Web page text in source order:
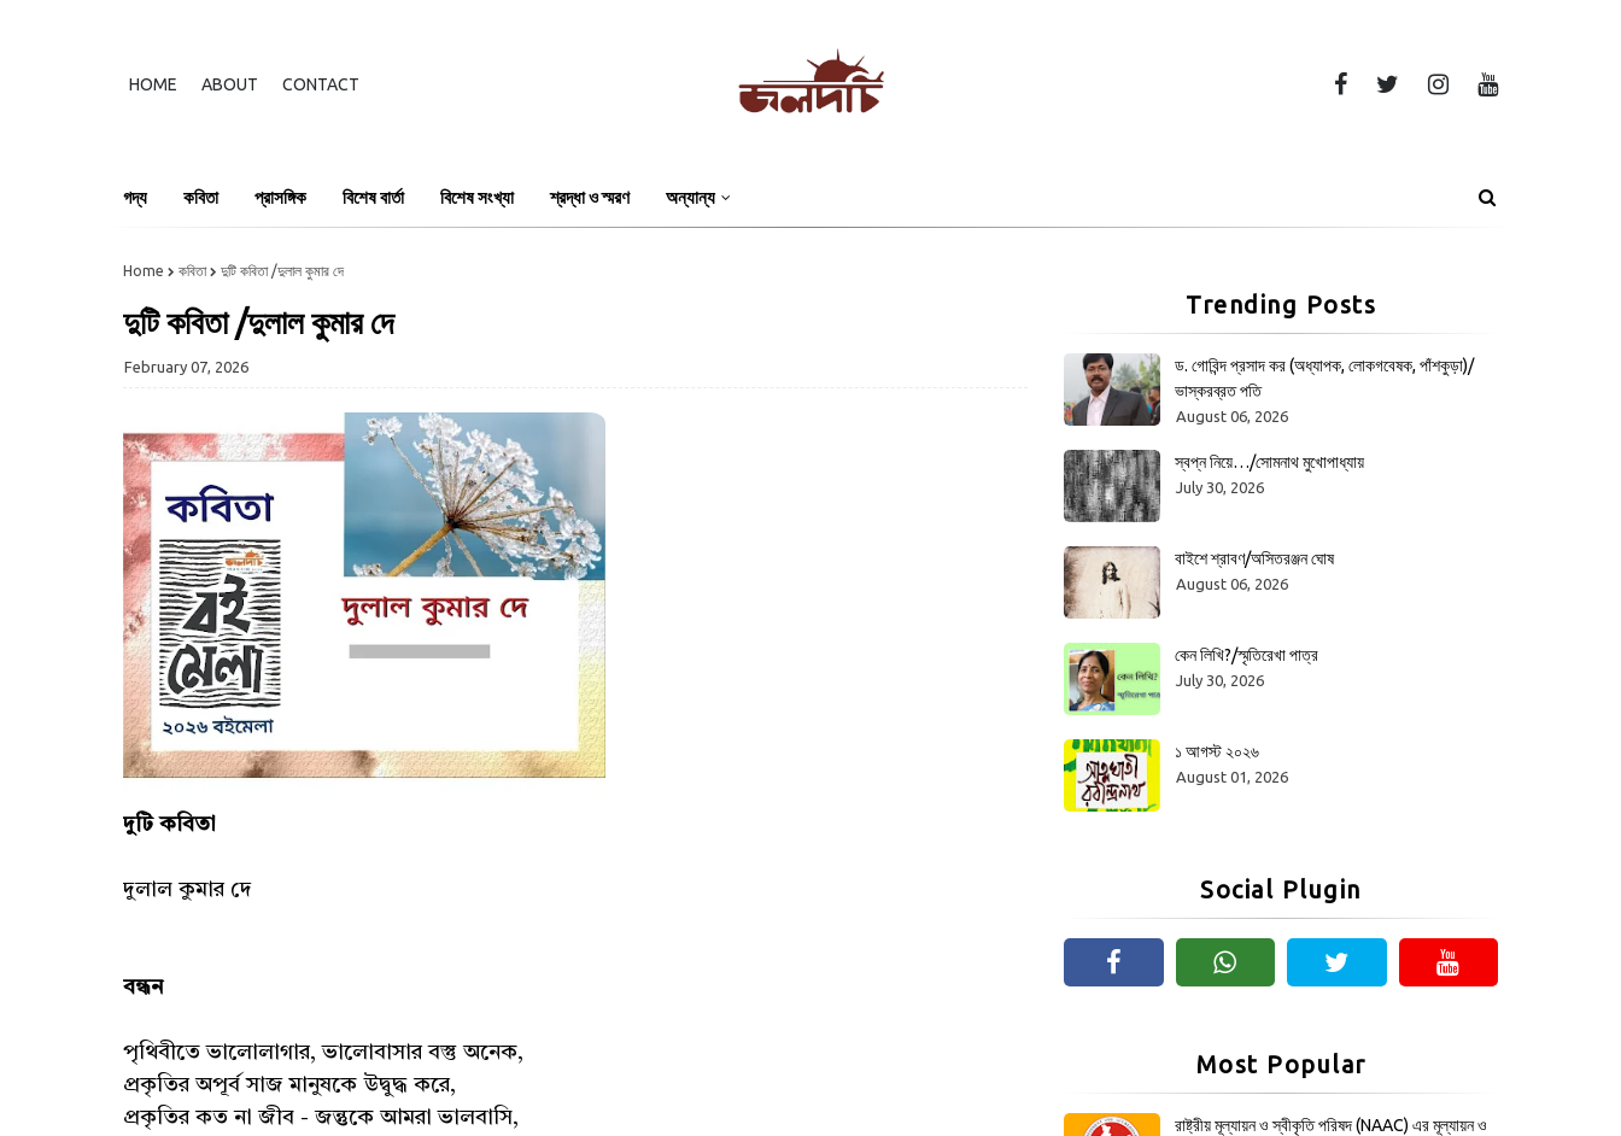
HOME ABOUT CONTACT
গদ্য কবিতা প্রাসঙ্গিক বিশেষ বার্তা বিশেষ সংখ্যা শ্রদ্ধা ও স্মরণ অন্যান্য
Home কবিতা দুটি কবিতা /দুলাল কুমার দে
দুটি কবিতা /দুলাল কুমার দে
February 07, 2026
দুটি কবিতা
দুলাল কুমার দে
বন্ধন
পৃথিবীতে ভালোলাগার, ভালোবাসার বস্তু অনেক,
প্রকৃতির অপূর্ব সাজ মানুষকে উদ্বুদ্ধ করে,
প্রকৃতির কত না জীব - জন্তুকে আমরা ভালবাসি,
Trending Posts
ড. গোবিন্দ প্রসাদ কর (অধ্যাপক, লোকগবেষক, পাঁশকুড়া)/
ভাস্করব্রত পতি
August 06, 2026
স্বপ্ন নিয়ে…/সোমনাথ মুখোপাধ্যায়
July 30, 2026
বাইশে শ্রাবণ/অসিতরঞ্জন ঘোষ
August 06, 2026
কেন লিখি?/স্মৃতিরেখা পাত্র
July 30, 2026
১ আগস্ট ২০২৬
August 01, 2026
Social Plugin
Most Popular
রাষ্ট্রীয় মূল্যায়ন ও স্বীকৃতি পরিষদ (NAAC) এর মূল্যায়ন ও